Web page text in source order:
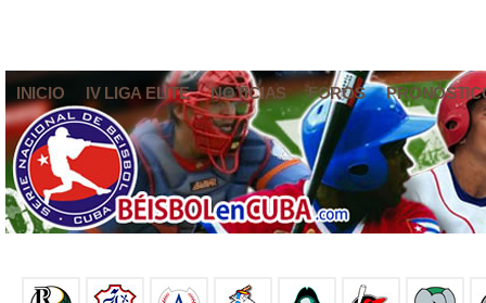
INICIO IV LIGA ELITE NOTICIAS FOROS